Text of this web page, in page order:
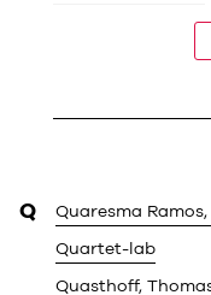
Q
Quartet-lab
Quasthoff,